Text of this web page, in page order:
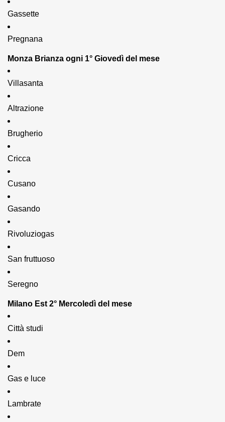
Gassette
Pregnana
Monza Brianza ogni 1° Giovedì del mese
Villasanta
Altrazione
Brugherio
Cricca
Cusano
Gasando
Rivoluziogas
San fruttuoso
Seregno
Milano Est 2° Mercoledì del mese
Città studi
Dem
Gas e luce
Lambrate